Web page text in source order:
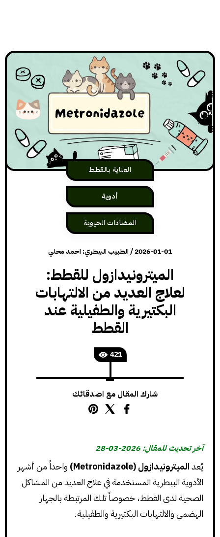
العناية بالقطط
أدوية
المضادات الحيوية
2026-01-01
/الطبيب البيطري: احمد محلي
الميترونيدازول للقطط:
لعلاج العديد من الالتهابات
البكتيرية والطفيلية عند
القطط
421
شارك المقال مع اصدقائك
آخر تحديث للمقال: 2026-03-28
يُعدالميترونيدازول (Metronidazole)
واحداً من أشهر
الأدوية البيطرية المستخدمة في علاج العديد من المشاكل
الصحية لدى القطط، خصوصاً تلك المرتبطة بالجهاز
الهضمي والالتهابات البكتيرية والطفيلية.